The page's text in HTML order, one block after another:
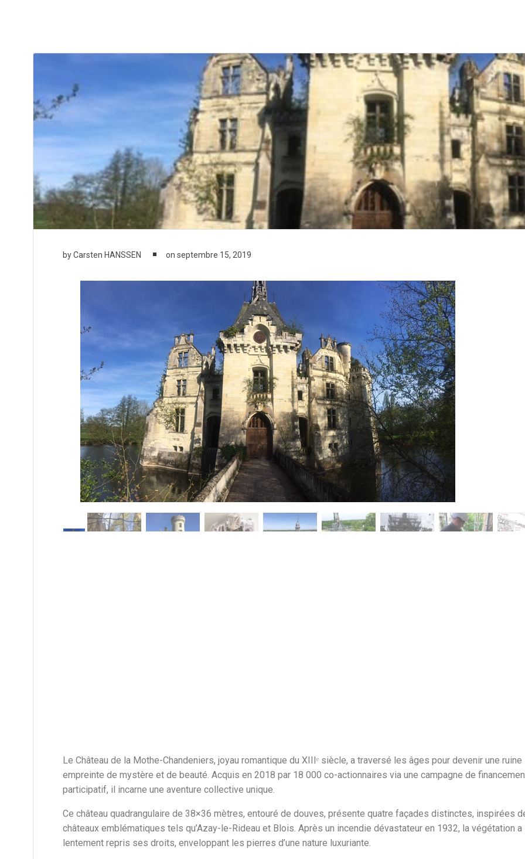
byCarsten HANSSEN onseptembre 15, 2019
Le Château de la Mothe-Chandeniers, joyau romantique du XIIIᵉ siècle, a traversé les âges pour devenir une ruine
empreinte de mystère et de beauté. Acquis en 2018 par 18 000 co-actionnaires via une campagne de
participatif, il incarne une aventure collective unique.
Ce château quadrangulaire de 38×36 mètres, entouré de douves, présente quatre façades distinctes, inspirées
châteaux emblématiques tels qu’Azay-le-Rideau et Blois. Après un incendie dévastateur en 1932, la végétation a
lentement repris ses droits, enveloppant les pierres d’une nature luxuriante.